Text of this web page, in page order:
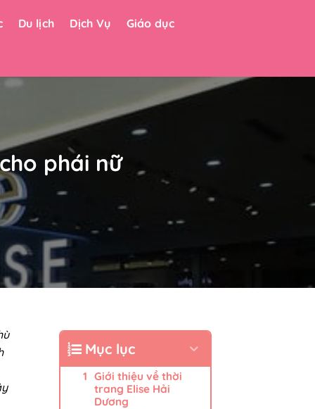
Du lịch Dịch Vụ
Giáo dục
phái nữ
Mục lục
Giới thiệu về thời
trang Elise Hải
Dương